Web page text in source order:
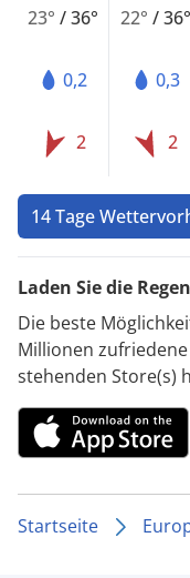
23°/36°
0,2
2
22° /36°
0,3
2
14 Tage
Laden Sie die
Die beste
Millionen
stehenden Store(s)
Startseite